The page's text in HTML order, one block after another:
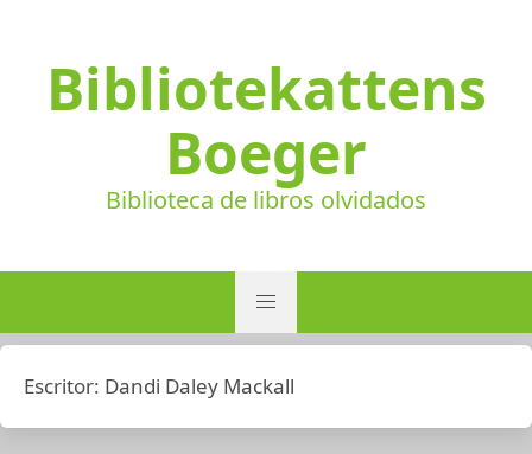
Bibliotekattens
Boeger
Biblioteca de libros olvidados
Escritor: Dandi Daley Mackall